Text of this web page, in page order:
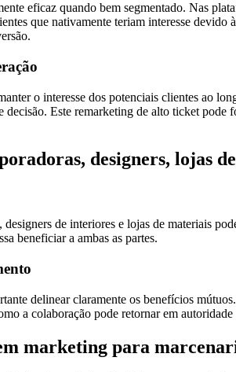
eficaz quando bem segmentado. Nas
que nativamente teriam interesse
o interesse dos potenciais clientes ao
decisão. Este remarketing de alto ticket
designers, lojas
de interiores e lojas de materiais
beneficiar a ambas as partes.
delinear claramente os benefícios
a colaboração pode retornar em
marketing para